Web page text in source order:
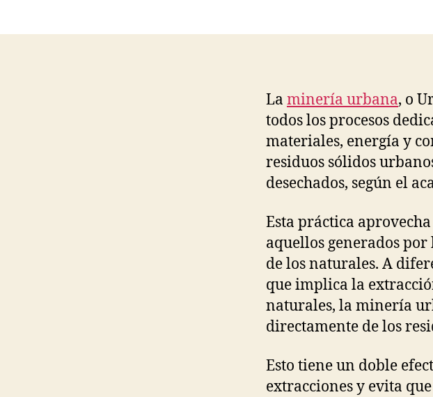
La minería urbana, o
todos los procesos
materiales, energía y
residuos sólidos
desechados, según el
Esta práctica
aquellos generados
de los naturales. A
que implica la
naturales, la minería
directamente de los
Esto tiene un doble
extracciones y evita